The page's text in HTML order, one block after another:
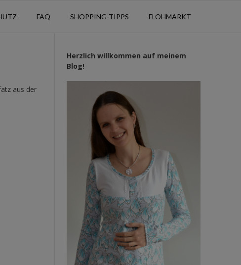
FAQ SHOPPING-TIPPS FLOHMARKT
aus der
Herzlich willkommen auf meinem
Blog!